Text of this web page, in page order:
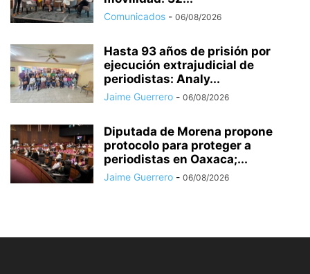
Comunicados - 06/08/2026
Hasta 93 años de prisión por
ejecución extrajudicial de
periodistas: Analy...
Jaime Guerrero - 06/08/2026
Diputada de Morena propone
protocolo para proteger a
periodistas en Oaxaca;...
Jaime Guerrero - 06/08/2026